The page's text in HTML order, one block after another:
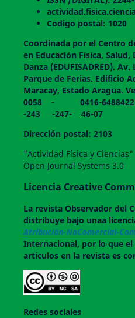
Codigo postal: 1020
Coordinada por el Centro
en Educación Física,
Danza (EDUFISADRED).
Parque de Ferias. Edificio
Maracay, Estado
0058 - 0416-
-243 -247- 46-07
Dirección postal: 2103
"Actividad Física y
Open Journal Systems 3.0
Licencia Creative
La revistaObservador del
distribuye bajo unaa
Atribución-NoComercial-
Internacional, por lo que
artículos en la revista es
Redes sociales